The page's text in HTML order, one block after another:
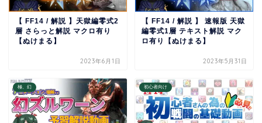
【 FF14 / 解説 】天獄編零式2
層 さらっと解説 マクロ有り
【ぬけまる】
2023年6月1日
【 FF14 / 解説 】 速報版 天獄
編零式1層 テキスト解説 マク
ロ有り【ぬけまる】
2023年5月31日
極、幻 初心者向け